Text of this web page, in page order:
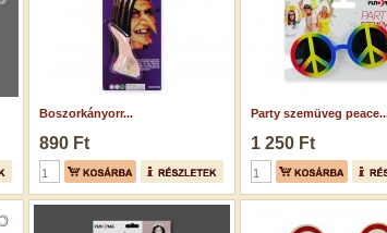
Boszorkányorr...
890 Ft
Party szemüveg
1 250 Ft